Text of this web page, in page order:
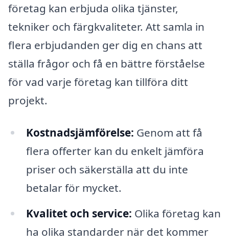
företag kan erbjuda olika tjänster,
tekniker och färgkvaliteter. Att samla in
flera erbjudanden ger dig en chans att
ställa frågor och få en bättre förståelse
för vad varje företag kan tillföra ditt
projekt.
Kostnadsjämförelse: Genom att få
flera offerter kan du enkelt jämföra
priser och säkerställa att du inte
betalar för mycket.
Kvalitet och service: Olika företag kan
ha olika standarder när det kommer